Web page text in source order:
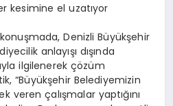
kesimine el uzatıyor
Denizli Büyükşehir
anlayışı dışında
ilgilenerek çözüm
“Büyükşehir Belediyemizin
veren çalışmalar yaptığını